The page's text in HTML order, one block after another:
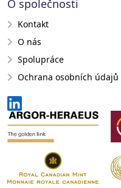
O společnosti
Kontakt
O nás
Spolupráce
Ochrana osobních údajů